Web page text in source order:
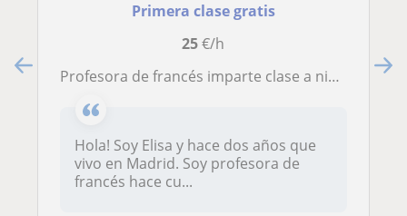
Primera clase gratis
25€/h
Profesora de francés imparte clase a niños, adolescentes y adultos de cualquier nivel
Hola! Soy Elisa y hace dos años que
vivo en Madrid. Soy profesora de
francés hace cu...